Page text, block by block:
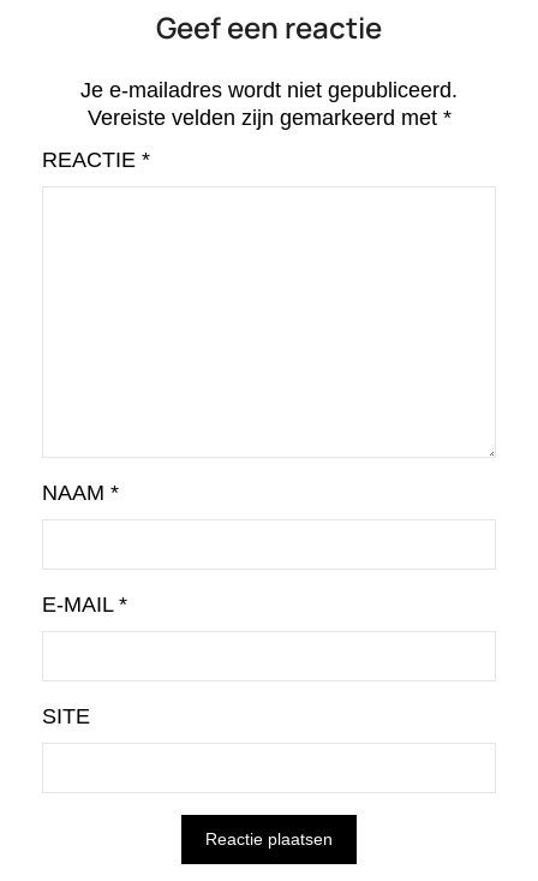
Geef een reactie
Je e-mailadres wordt niet gepubliceerd.
Vereiste velden zijn gemarkeerd met *
REACTIE *
NAAM *
E-MAIL *
SITE